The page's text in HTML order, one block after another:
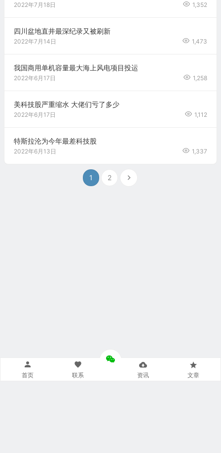
2022年7月18日 1,352
四川盆地直井最深纪录又被刷新
2022年7月14日 1,473
我国商用单机容量最大海上风电项目投运
2022年6月17日 1,258
美科技股严重缩水 大佬们亏了多少
2022年6月17日 1,112
特斯拉沦为今年最差科技股
2022年6月13日 1,337
1 2
首页 联系 资讯 文章